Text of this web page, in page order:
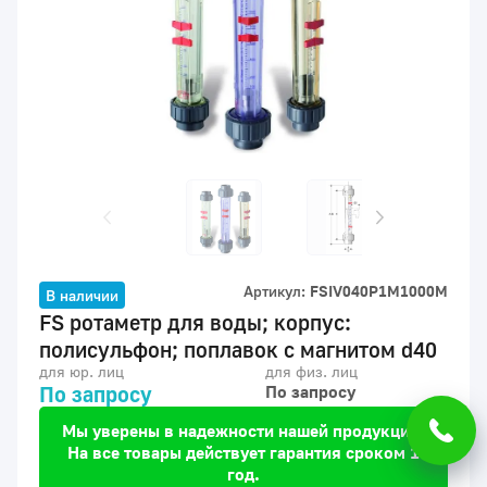
В наличии Артикул: FSIV040P1M1000M
FS ротаметр для воды; корпус:
полисульфон; поплавок с магнитом d40
для юр. лиц
По запросу
для физ. лиц
По запросу
Мы уверены в надежности нашей продукции.
На все товары действует гарантия сроком 1
год.